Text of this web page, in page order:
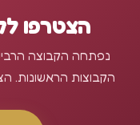
הצטרפו
נפתחה הקבוצה
הקבוצות הראשונות.